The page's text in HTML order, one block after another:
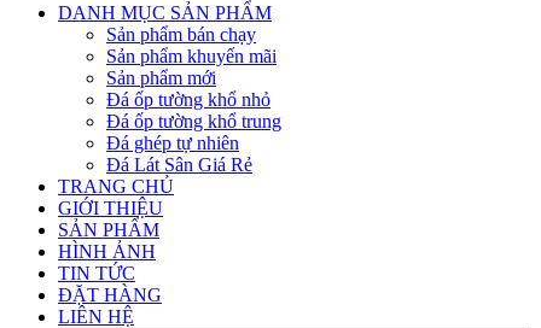
DANH MỤC SẢN PHẨM
Sản phẩm bán chạy
Sản phẩm khuyến mãi
Sản phẩm mới
Đá ốp tường khổ nhỏ
Đá ốp tường khổ trung
Đá ghép tự nhiên
Đá Lát Sân Giá Rẻ
TRANG CHỦ
GIỚI THIỆU
SẢN PHẨM
HÌNH ẢNH
TIN TỨC
ĐẶT HÀNG
LIÊN HỆ